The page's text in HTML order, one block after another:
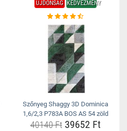
ÚJDONSÁG KEDVEZMÉNY
Szőnyeg Shaggy 3D Dominica
1,6/2,3 P783A BOS AS 54 zöld
40140 Ft39652 Ft